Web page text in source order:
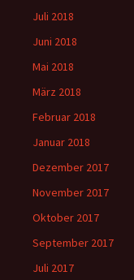
Juli 2018
Juni 2018
Mai 2018
März 2018
Februar 2018
Januar 2018
Dezember 2017
November 2017
Oktober 2017
September 2017
Juli 2017